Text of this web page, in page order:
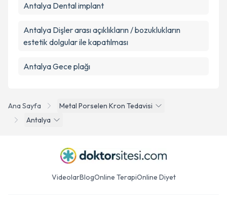
Ana Sayfa
Metal Porselen Kron Tedavisi
Antalya
Antalya Dental implant
Antalya Dişler arası açıklıkların / bozuklukların
estetik dolgular ile kapatılması
Antalya Gece plağı
VideolarBlogOnline TerapiOnline Diyet